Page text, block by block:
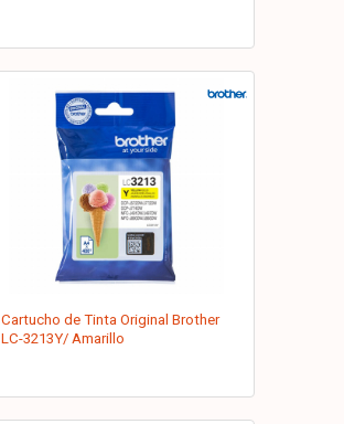
Cartucho de Tinta Original Brother
LC-3213Y/ Amarillo